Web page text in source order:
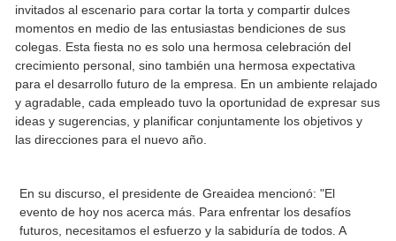
invitados al escenario para cortar la torta y compartir dulces
momentos en medio de las entusiastas bendiciones de sus
colegas. Esta fiesta no es solo una hermosa celebración del
crecimiento personal, sino también una hermosa expectativa
para el desarrollo futuro de la empresa. En un ambiente relajado
y agradable, cada empleado tuvo la oportunidad de expresar sus
ideas y sugerencias, y planificar conjuntamente los objetivos y
las direcciones para el nuevo año.
En su discurso, el presidente de Greaidea mencionó: "El
evento de hoy nos acerca más. Para enfrentar los desafíos
futuros, necesitamos el esfuerzo y la sabiduría de todos. A